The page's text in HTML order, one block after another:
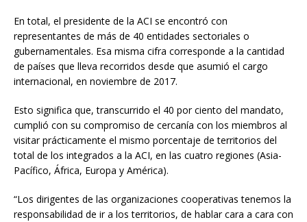
En total, el presidente de la ACI se encontró con
representantes de más de 40 entidades sectoriales o
gubernamentales. Esa misma cifra corresponde a la cantidad
de países que lleva recorridos desde que asumió el cargo
internacional, en noviembre de 2017.
Esto significa que, transcurrido el 40 por ciento del mandato,
cumplió con su compromiso de cercanía con los miembros al
visitar prácticamente el mismo porcentaje de territorios del
total de los integrados a la ACI, en las cuatro regiones (Asia-
Pacífico, África, Europa y América).
“Los dirigentes de las organizaciones cooperativas tenemos la
responsabilidad de ir a los territorios, de hablar cara a cara con